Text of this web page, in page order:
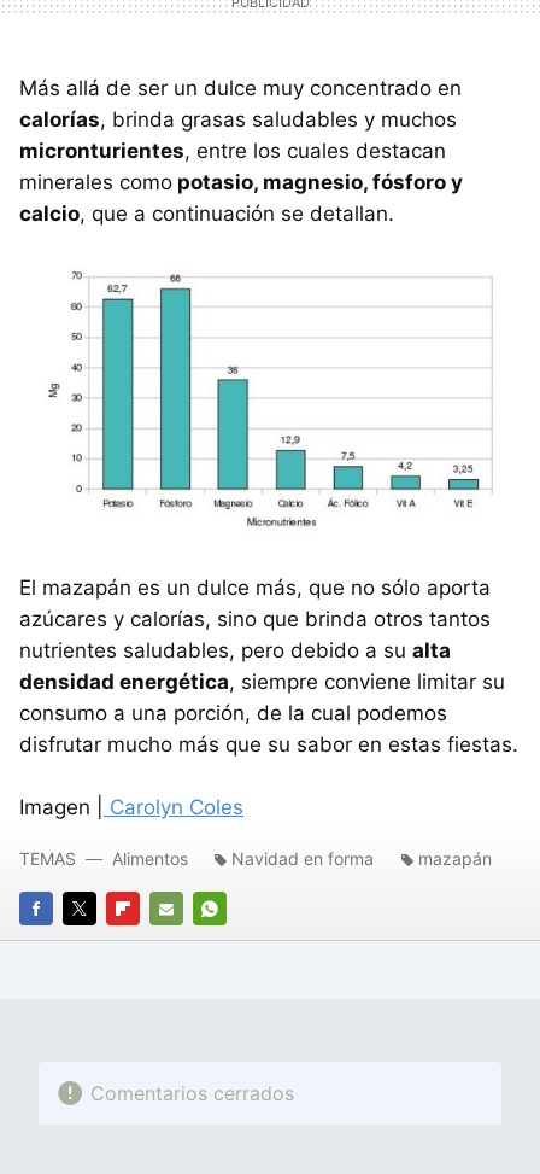
Más allá de ser un dulce muy concentrado en
calorías, brinda grasas saludables y muchos
micronturientes, entre los cuales destacan
minerales como potasio, magnesio, fósforo y
calcio, que a continuación se detallan.
El mazapán es un dulce más, que no sólo aporta
azúcares y calorías, sino que brinda otros tantos
nutrientes saludables, pero debido a su alta
densidad energética, siempre conviene limitar su
consumo a una porción, de la cual podemos
disfrutar mucho más que su sabor en estas fiestas.
Imagen | Carolyn Coles
FACEBOOK
TWITTERFLIPBOARD
E-
WHATSAPP
TEMAS Alimentos Navidad en forma mazapán
Comentarios cerrados